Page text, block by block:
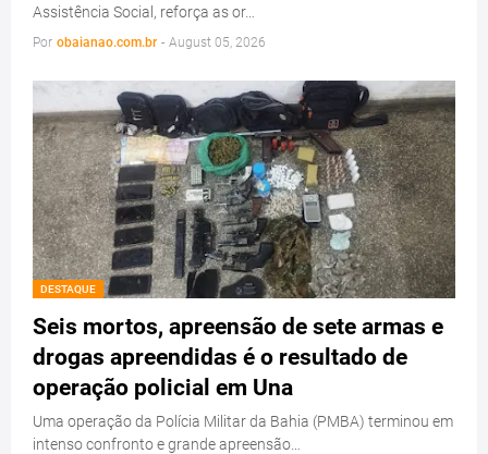
Assistência Social, reforça as or…
Por obaianao.com.br - August 05, 2026
DESTAQUE
Seis mortos, apreensão de sete armas e
drogas apreendidas é o resultado de
operação policial em Una
Uma operação da Polícia Militar da Bahia (PMBA) terminou em
intenso confronto e grande apreensão…